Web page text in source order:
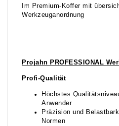
Im Premium-Koffer mit
Werkzeuganordnung
Projahn PROFESSIONAL
Profi-Qualität
Höchstes
Anwender
Präzision und
Normen